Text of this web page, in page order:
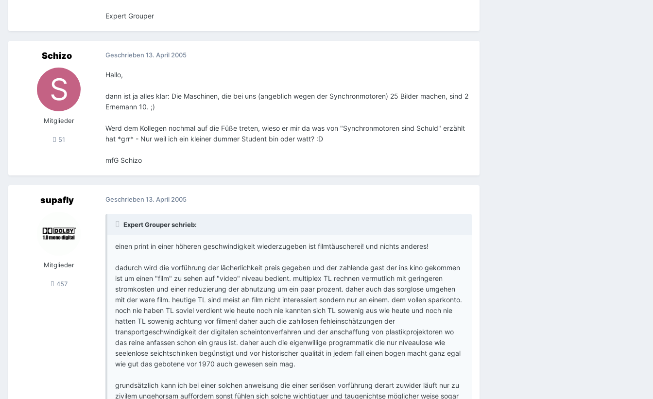
Expert Grouper
Schizo
Mitglieder
51
Geschrieben 13. April 2005
Hallo,
dann ist ja alles klar: Die Maschinen, die bei uns (angeblich wegen der Synchronmotoren) 25 Bilder machen, sind 2
Ernemann 10. ;)
Werd dem Kollegen nochmal auf die Füße treten, wieso er mir da was von "Synchronmotoren sind Schuld" erzählt
hat *grr* - Nur weil ich ein kleiner dummer Student bin oder watt? :D
mfG Schizo
supafly
Mitglieder
457
Geschrieben 13. April 2005
Expert Grouper schrieb:
einen print in einer höheren geschwindigkeit wiederzugeben ist filmtäuscherei! und nichts anderes!
dadurch wird die vorführung der lächerlichkeit preis gegeben und der zahlende gast der ins kino gekommen
ist um einen "film" zu sehen auf "video" niveau bedient. multiplex TL rechnen vermutlich mit geringeren
stromkosten und einer reduzierung der abnutzung um ein paar prozent. daher auch das sorglose umgehen
mit der ware film. heutige TL sind meist an film nicht interessiert sondern nur an einem. dem vollen sparkonto.
noch nie haben TL soviel verdient wie heute noch nie kannten sich TL sowenig aus wie heute und noch nie
hatten TL sowenig achtung vor filmen! daher auch die zahllosen fehleinschätzungen der
transportgeschwindigkeit der digitalen scheintonverfahren und der anschaffung von plastikprojektoren wo
das reine anfassen schon ein graus ist. daher auch die eigenwillige programmatik die nur niveaulose wie
seelenlose seichtschinken begünstigt und vor historischer qualität in jedem fall einen bogen macht ganz egal
wie gut das gebotene vor 1970 auch gewesen sein mag.
grundsätzlich kann ich bei einer solchen anweisung die einer seriösen vorführung derart zuwider läuft nur zu
zivilem ungehorsam auffordern sonst fühlen sich solche wichtigtuer und taugenichtse möglicher weise sogar